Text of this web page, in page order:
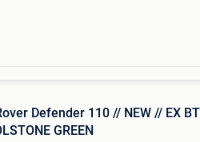
Defender 110 // NEW // EX
GREEN